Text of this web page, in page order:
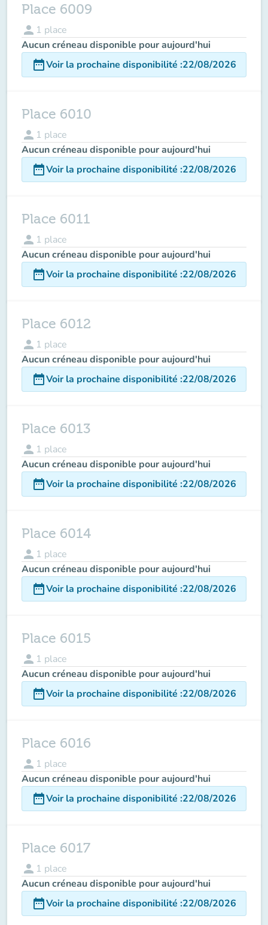
Place 6009
person 1 place
Aucun créneau disponible pour aujourd'hui
date_rangeVoir la prochaine disponibilité :22/08/2026
Place 6010
person 1 place
Aucun créneau disponible pour aujourd'hui
date_rangeVoir la prochaine disponibilité :22/08/2026
Place 6011
person 1 place
Aucun créneau disponible pour aujourd'hui
date_rangeVoir la prochaine disponibilité :22/08/2026
Place 6012
person 1 place
Aucun créneau disponible pour aujourd'hui
date_rangeVoir la prochaine disponibilité :22/08/2026
Place 6013
person 1 place
Aucun créneau disponible pour aujourd'hui
date_rangeVoir la prochaine disponibilité :22/08/2026
Place 6014
person 1 place
Aucun créneau disponible pour aujourd'hui
date_rangeVoir la prochaine disponibilité :22/08/2026
Place 6015
person 1 place
Aucun créneau disponible pour aujourd'hui
date_rangeVoir la prochaine disponibilité :22/08/2026
Place 6016
person 1 place
Aucun créneau disponible pour aujourd'hui
date_rangeVoir la prochaine disponibilité :22/08/2026
Place 6017
person 1 place
Aucun créneau disponible pour aujourd'hui
date_rangeVoir la prochaine disponibilité :22/08/2026